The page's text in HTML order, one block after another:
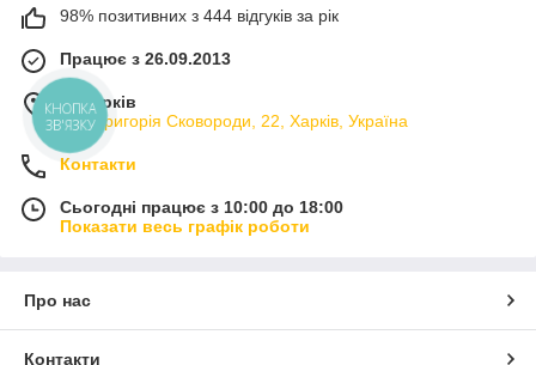
98% позитивних з 444 відгуків за рік
Працює з 26.09.2013
м. Харків
вул. Григорія Сковороди, 22, Харків, Україна
Контакти
Сьогодні працює з 10:00 до 18:00
Показати весь графік роботи
Про нас
Контакти
КНОПКА
ЗВ'ЯЗКУ